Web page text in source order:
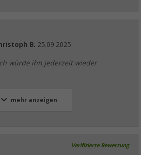
B. 25.09.2025
würde ihn jederzeit wieder
mehr anzeigen
Verifizierte Bewertung